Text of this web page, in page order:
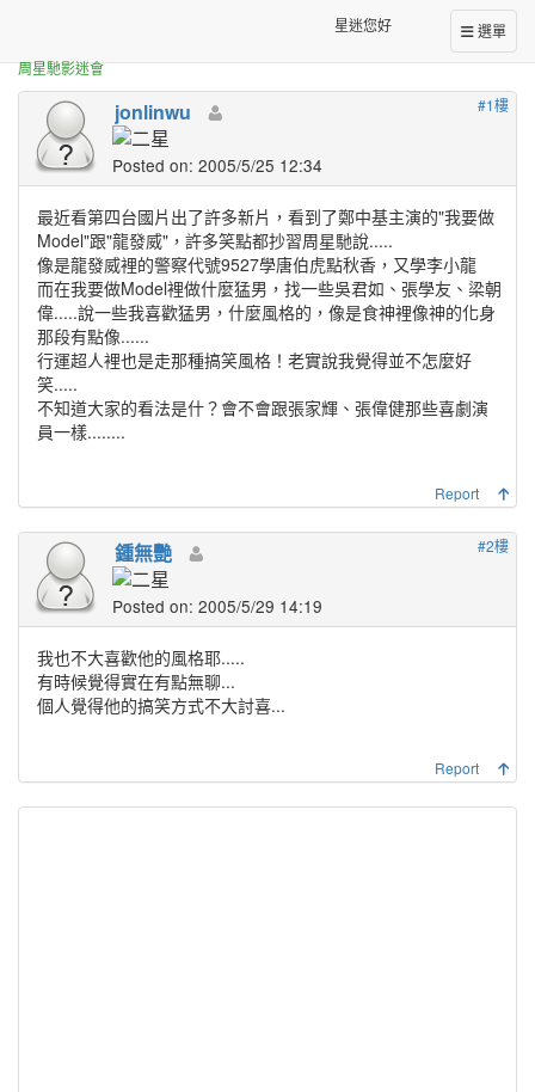
選單
星迷您好
周星馳影迷會
你還喜歡鄭中基的風格嗎？
#1樓
jonlinwu
Posted on: 2005/5/25 12:34
最近看第四台國片出了許多新片，看到了鄭中基主演的"我要做
Model"跟"龍發威"，許多笑點都抄習周星馳說.....
像是龍發威裡的警察代號9527學唐伯虎點秋香，又學李小龍
而在我要做Model裡做什麼猛男，找一些吳君如、張學友、梁朝
偉.....說一些我喜歡猛男，什麼風格的，像是食神裡像神的化身
那段有點像......
行運超人裡也是走那種搞笑風格！老實說我覺得並不怎麼好
笑.....
不知道大家的看法是什？會不會跟張家輝、張偉健那些喜劇演
員一樣........
Report
#2樓
鍾無艷
Posted on: 2005/5/29 14:19
我也不大喜歡他的風格耶.....
有時候覺得實在有點無聊...
個人覺得他的搞笑方式不大討喜...
Report